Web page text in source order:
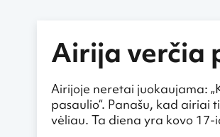
Airija verčia
Airijoje neretai juokaujama:
pasaulio“. Panašu, kad airiai
vėliau. Ta diena yra kovo